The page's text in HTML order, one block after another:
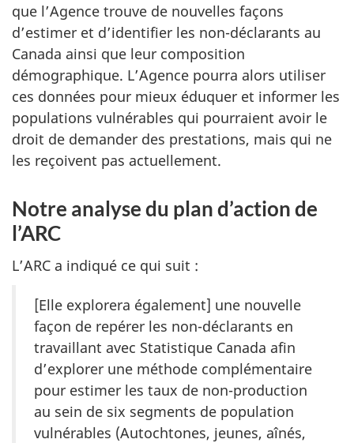
que l’Agence trouve de nouvelles façons
d’estimer et d’identifier les non-déclarants au
Canada ainsi que leur composition
démographique. L’Agence pourra alors utiliser
ces données pour mieux éduquer et informer les
populations vulnérables qui pourraient avoir le
droit de demander des prestations, mais qui ne
les reçoivent pas actuellement.
Notre analyse du plan d’action de
l’ARC
L’ARC a indiqué ce qui suit :
[Elle explorera également] une nouvelle
façon de repérer les non-déclarants en
travaillant avec Statistique Canada afin
d’explorer une méthode complémentaire
pour estimer les taux de non-production
au sein de six segments de population
vulnérables (Autochtones, jeunes, aînés,